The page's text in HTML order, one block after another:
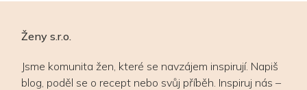
Ženy s.r.o.
Jsme komunita žen, které se navzájem inspirují. Napiš
blog, poděl se o recept nebo svůj příběh. Inspiruj nás –